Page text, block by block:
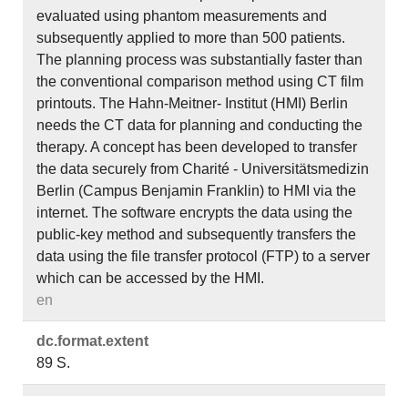
evaluated using phantom measurements and
subsequently applied to more than 500 patients.
The planning process was substantially faster than
the conventional comparison method using CT film
printouts. The Hahn-Meitner- Institut (HMI) Berlin
needs the CT data for planning and conducting the
therapy. A concept has been developed to transfer
the data securely from Charité - Universitätsmedizin
Berlin (Campus Benjamin Franklin) to HMI via the
internet. The software encrypts the data using the
public-key method and subsequently transfers the
data using the file transfer protocol (FTP) to a server
which can be accessed by the HMI.
en
dc.​format.​extent
89 S.